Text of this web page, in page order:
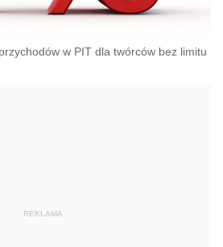
w PIT dla twórców bez limitu